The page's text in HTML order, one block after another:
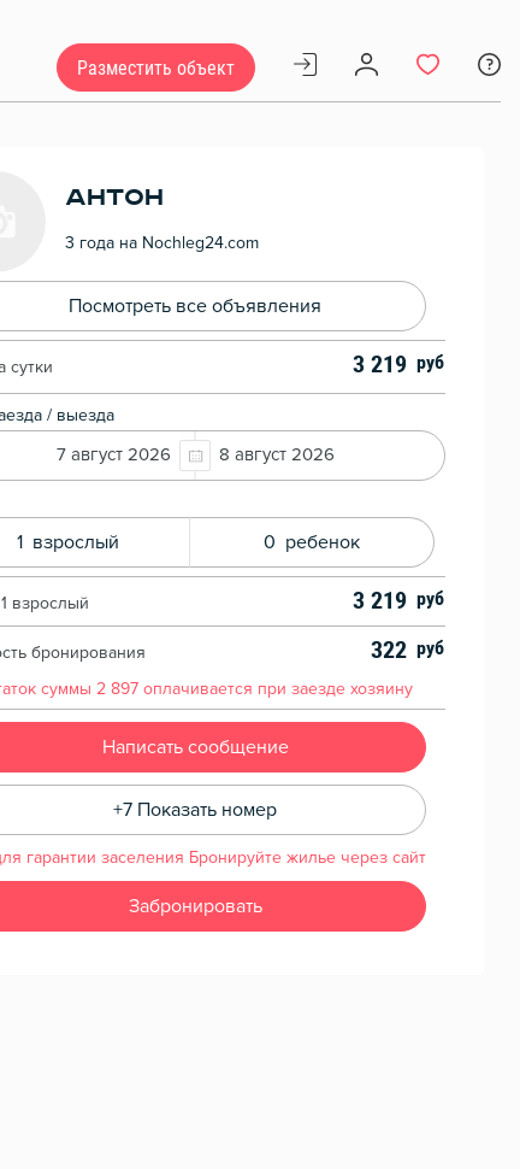
Разместить объект
Антон
3 года на Nochleg24.com
Посмотреть все объявления
сутки 3 219
/ выезда
7 август 2026 8 август 2026
1 взрослый 0 ребенок
взрослый 3 219
бронирования 322
суммы 2 897 оплачивается при заезде хозяину
Написать сообщение
+7 Показать номер
гарантии заселения Бронируйте жилье через сайт
Забронировать